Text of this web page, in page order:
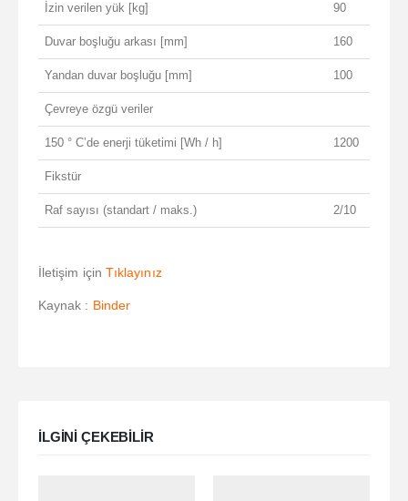
İzin verilen yük [kg] 90
Duvar boşluğu arkası [mm] 160
Yandan duvar boşluğu [mm] 100
Çevreye özgü veriler
150 ° C’de enerji tüketimi [Wh / h] 1200
Fikstür
Raf sayısı (standart / maks.) 2/10
İletişim için Tıklayınız
Kaynak : Binder
ILGINI ÇEKEBILIR